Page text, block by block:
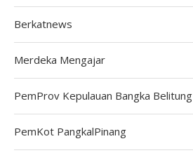
Berkatnews
Merdeka Mengajar
PemProv Kepulauan Bangka Belitung
PemKot PangkalPinang